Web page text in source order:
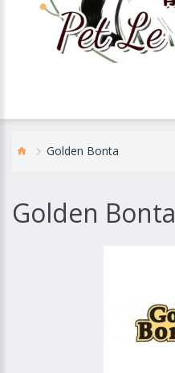
Golden Bonta
Golden Bonta